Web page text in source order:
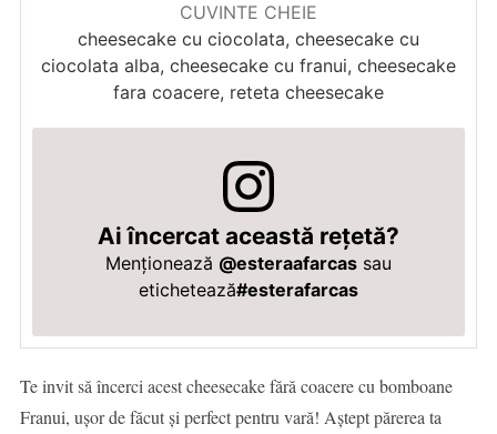
CUVINTE CHEIE
cheesecake cu ciocolata, cheesecake cu
ciocolata alba, cheesecake cu franui, cheesecake
fara coacere, reteta cheesecake
Ai încercat această rețetă?
Menționează @esteraafarcas sau
etichetează#esterafarcas
Te invit să încerci acest cheesecake fără coacere cu bomboane
Franui, ușor de făcut și perfect pentru vară! Aștept părerea ta